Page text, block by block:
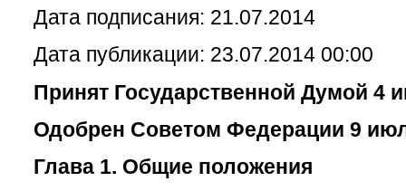
Дата подписания: 21.07.2014
Дата публикации: 23.07.2014 00:00
Принят Государственной Думой 4
Одобрен Советом Федерации 9
Глава 1. Общие положения